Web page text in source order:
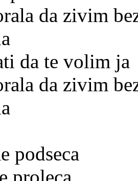
da zivim
da te volim ja
da zivim
podseca